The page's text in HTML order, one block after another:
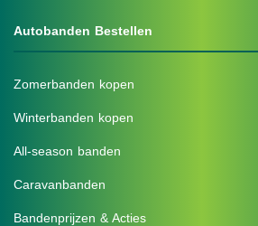
Autobanden Bestellen
Zomerbanden kopen
Winterbanden kopen
All-season banden
Caravanbanden
Bandenprijzen & Acties